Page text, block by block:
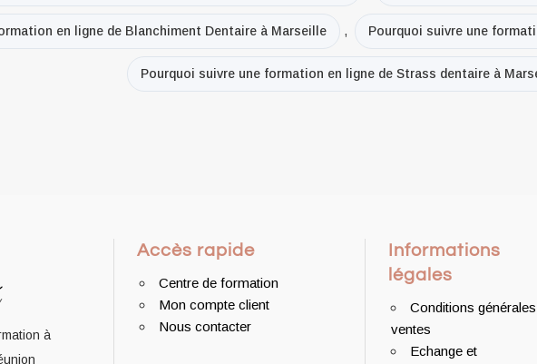
en ligne de Blanchiment Dentaire à Marseille , Pourquoi suivre une
Pourquoi suivre une formation en ligne de Strass dentaire à
à
Accès rapide
Centre de formation
Mon compte client
Nous contacter
Informations
légales
Conditions
ventes
Echange et